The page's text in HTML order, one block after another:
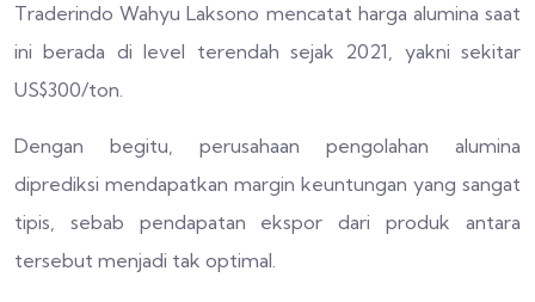
Traderindo Wahyu Laksono mencatat harga alumina saat
ini berada di level terendah sejak 2021, yakni sekitar
US$300/ton.
Dengan begitu, perusahaan pengolahan alumina
diprediksi mendapatkan margin keuntungan yang sangat
tipis, sebab pendapatan ekspor dari produk antara
tersebut menjadi tak optimal.